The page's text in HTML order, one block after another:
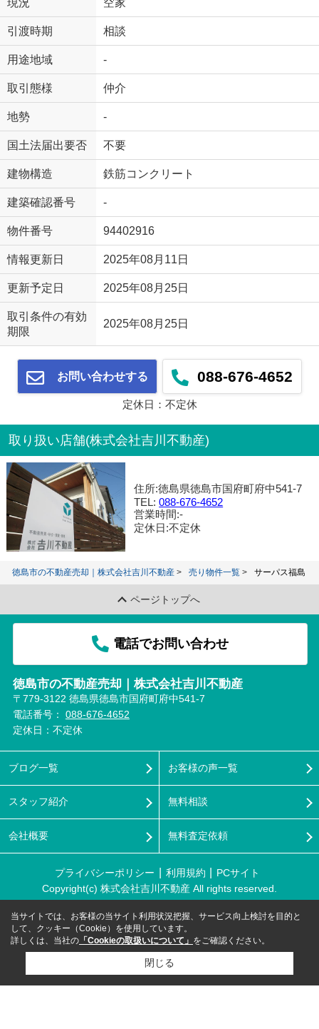
現況 空家
引渡時期 相談
用途地域 -
取引態様 仲介
地勢 -
国土法届出要否 不要
建物構造 鉄筋コンクリート
建築確認番号 -
物件番号 94402916
情報更新日 2025年08月11日
更新予定日 2025年08月25日
取引条件の有効
期限
2025年08月25日
お問い合わせする 088-676-4652
定休日：不定休
取り扱い店舗(株式会社吉川不動産)
住所:徳島県徳島市国府町府中541-7
TEL:088-676-4652
営業時間:-
定休日:不定休
徳島市の不動産売却｜株式会社吉川不動産 売り物件一覧 サーパス福島
ページトップへ
電話でお問い合わせ
徳島市の不動産売却｜株式会社吉川不動産
〒779-3122 徳島県徳島市国府町府中541-7
電話番号： 088-676-4652
定休日：不定休
ブログ一覧
スタッフ紹介
会社概要
お客様の声一覧
無料相談
無料査定依頼
プライバシーポリシー 利用規約
PCサイト
Copyright(c) 株式会社吉川不動産 All rights reserved.
当サイトでは、お客様の当サイト利用状況把握、サービス向上検討を目的と
して、クッキー（Cookie）を使用しています。
詳しくは、当社の 「Cookieの取扱いについて」 をご確認ください。
閉じる